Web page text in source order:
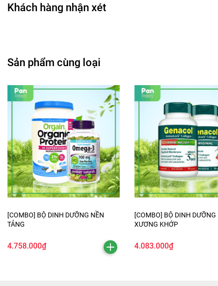
Khách hàng nhận xét
Sản phẩm cùng loại
[COMBO] BỘ DINH DƯỠNG NỀN
TẢNG
4.758.000₫
[COMBO] BỘ DINH DƯỠNG
XƯƠNG KHỚP
4.083.000₫